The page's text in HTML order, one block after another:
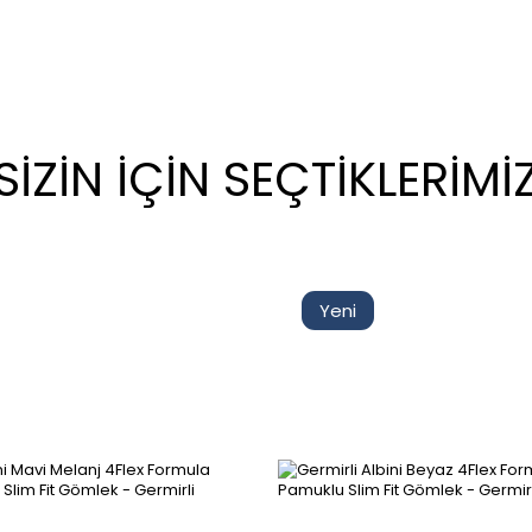
İÇİN
Yeni